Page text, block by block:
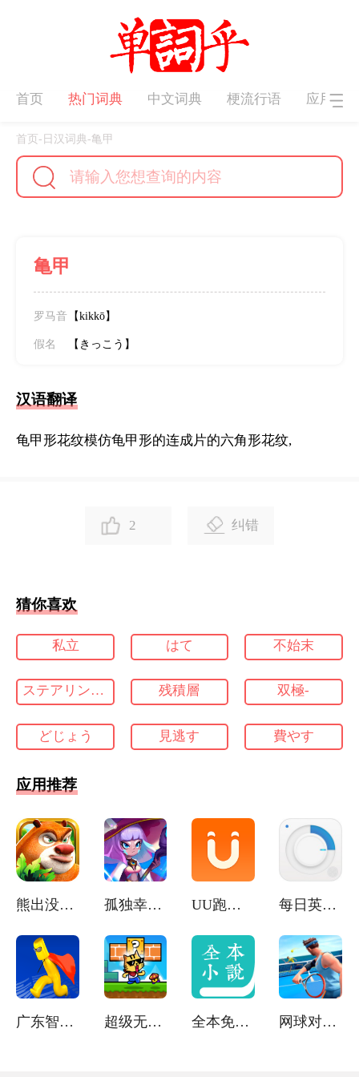
首页 热门词典 中文词典 梗流行语 应用下
首页- 日汉词典-亀甲
亀甲
罗马音 【kikkō】
假名 【きっこう】
汉语翻译
龟甲形花纹模仿龟甲形的连成片的六角形花纹,
2 纠错
猜你喜欢
私立 はて 不始末
ステアリング ロック 残積層 双極-
どじょう 見逃す 費やす
应用推荐
熊出没森林勇士免费版 孤独幸存者 UU跑腿官方版 每日英语听力
广东智通人才招聘服务网 超级无敌猫里奥 全本免费小说新闻阅读器 网球对战模拟